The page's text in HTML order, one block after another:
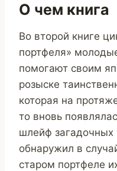
О чем книга
Во второй книге
портфеля»
помогают своим
розыске
которая на
то вновь
шлейф загадочных
обнаружил в
старом портфеле